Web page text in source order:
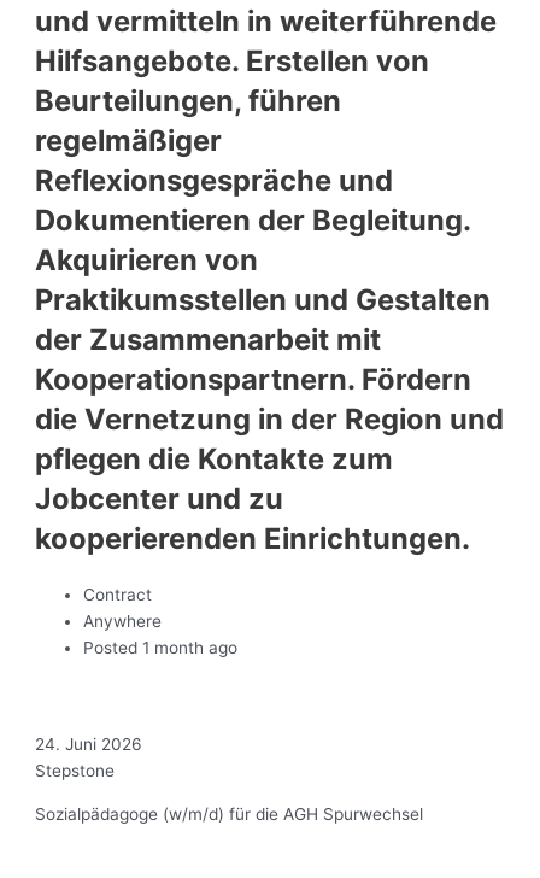
und vermitteln in weiterführende
Hilfsangebote. Erstellen von
Beurteilungen, führen
regelmäßiger
Reflexionsgespräche und
Dokumentieren der Begleitung.
Akquirieren von
Praktikumsstellen und Gestalten
der Zusammenarbeit mit
Kooperationspartnern. Fördern
die Vernetzung in der Region und
pflegen die Kontakte zum
Jobcenter und zu
kooperierenden Einrichtungen.
Contract
Anywhere
Posted 1 month ago
24. Juni 2026
Stepstone
Sozialpädagoge (w/m/d) für die AGH Spurwechsel